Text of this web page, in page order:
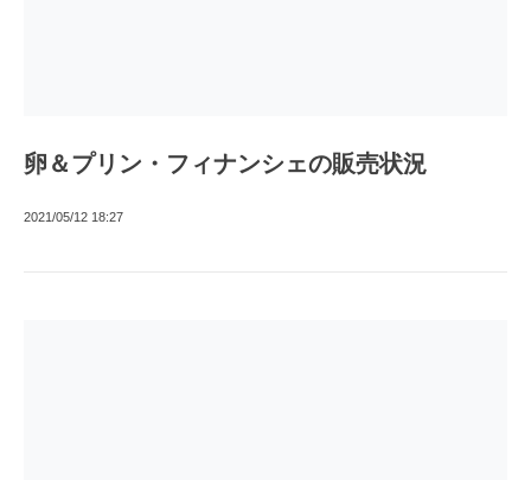
卵＆プリン・フィナンシェの販売状況
2021/05/12 18:27